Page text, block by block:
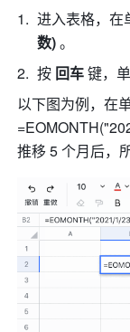
进入表格，在
数) 。
按 回车 键，
以下图为例，在
推移 5 个月后，